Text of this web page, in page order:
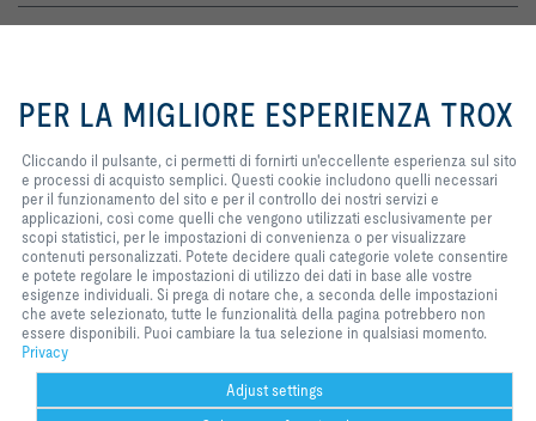
Termini Legali registro
Home Contatto Stampa
Termini di consegna e di pagamento
Privacy
di fornirti un'eccellente esperienza
sul sito e processi di acquisto
quelli necessari per il
funzionamento del sito e per il
controllo dei nostri servizi e
applicazioni, così come quelli che
vengono utilizzati esclusivamente
per scopi statistici, per le
impostazioni di convenienza o per
visualizzare contenuti
personalizzati. Potete decidere
quali categorie volete consentire e
utilizzo dei dati in base alle vostre
esigenze individuali. Si prega di
notare che, a seconda delle
PER LA MIGLIORE ESPERIENZA TROX
Cliccando il pulsante, ci permetti di fornirti un'eccellente esperienza sul sito
e processi di acquisto semplici. Questi cookie includono quelli necessari
per il funzionamento del sito e per il controllo dei nostri servizi e
applicazioni, così come quelli che vengono utilizzati esclusivamente per
scopi statistici, per le impostazioni di convenienza o per visualizzare
contenuti personalizzati. Potete decidere quali categorie volete consentire
e potete regolare le impostazioni di utilizzo dei dati in base alle vostre
esigenze individuali. Si prega di notare che, a seconda delle impostazioni
che avete selezionato, tutte le funzionalità della pagina potrebbero non
essere disponibili. Puoi cambiare la tua selezione in qualsiasi momento.
Privacy
Adjust settings